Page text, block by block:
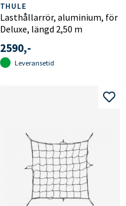
THULE
Lasthållarrör, aluminium, för
Deluxe, längd 2,50 m
2590,-
Leveransetid